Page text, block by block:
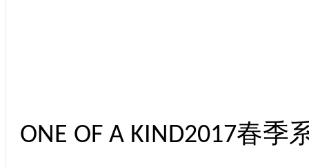
ONE OF A KIND2017春季